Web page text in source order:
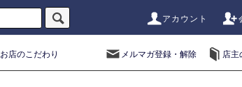
アカウント
お店のこだわり メルマガ登録・解除 店主